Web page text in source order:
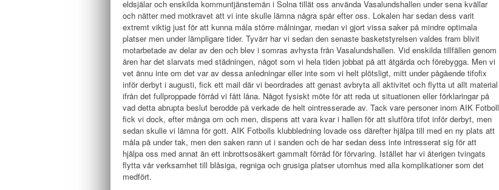
eldsjälar och enskilda kommuntjänstemän i Solna tillät oss använda Vasalundshallen under sena kvällar
och nätter med motkravet att vi inte skulle lämna några spår efter oss. Lokalen har sedan dess varit
extremt viktig just för att kunna måla större målningar, medan vi gjort vissa saker på mindre optimala
platser men under lämpligare tider. Tyvärr har vi sedan den senaste basketstyrelsen valdes fram blivit
motarbetade av delar av den och blev i somras avhysta från Vasalundshallen. Vid enskilda tillfällen genom
åren har det slarvats med städningen, något som vi hela tiden jobbat på att åtgärda och förebygga. Men vi
vet ännu inte om det var av dessa anledningar eller inte som vi helt plötsligt, mitt under pågående tifofix
inför derbyt i augusti, fick ett mail där vi beordrades att genast avbryta all aktivitet och flytta ut allt material
ifrån det fullproppade förråd vi fått låna. Något fysiskt möte för att reda ut situationen eller förklaringar på
vad detta abrupta beslut berodde på verkade de helt ointresserade av. Tack vare personer inom AIK Fotboll
fick vi dock, efter många om och men, dispens att vara kvar i hallen för att slutföra tifot inför derbyt, men
sedan skulle vi lämna för gott. AIK Fotbolls klubbledning lovade oss därefter hjälpa till med en ny plats att
måla på under tak, men den saken rann ut i sanden och de har sedan dess inte intresserat sig för att
hjälpa oss med annat än ett inbrottsosäkert gammalt förråd för förvaring. Istället har vi återigen tvingats
flytta vår verksamhet till blåsiga, regniga och grusiga platser utomhus med alla komplikationer som det
medfört.